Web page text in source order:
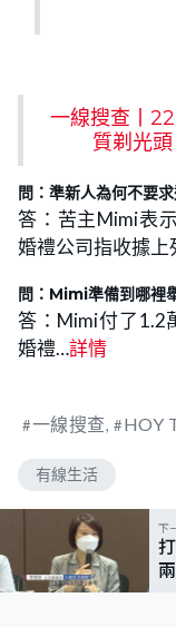
一線搜查丨
質剃光
問：準新人為何不要求
答：苦主Mimi表
婚禮公司指收據
問：Mimi準備到哪裡
答：Mimi付了1.2
婚禮…詳情
一線搜查 HOY
有線生活
下